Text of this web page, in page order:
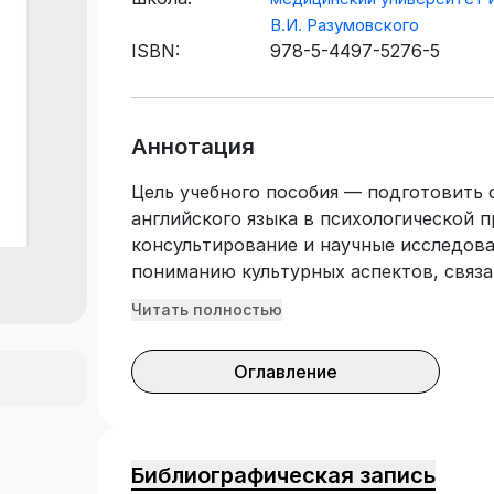
В.И. Разумовского
ISBN: 978-5-4497-5276-5
Аннотация
Цель учебного пособия — подготовить
английского языка в психологической
консультирование и научные
пониманию культурных аспектов,
Издание состоит из аутентичных
умений и навыков чтения, перевода,
специальных текстов письменного и
«Клиническая психология»,
Читать полностью
Оглавление
Библиографическая запись